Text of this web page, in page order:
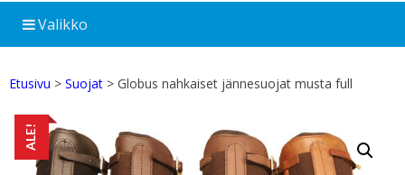
Valikko
Etusivu > Suojat > Globus nahkaiset jännesuojat musta full
ALE!